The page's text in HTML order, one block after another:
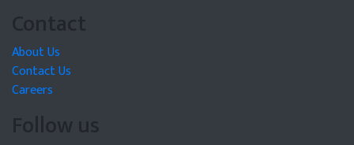
Contact
About Us
Contact Us
Careers
Follow us